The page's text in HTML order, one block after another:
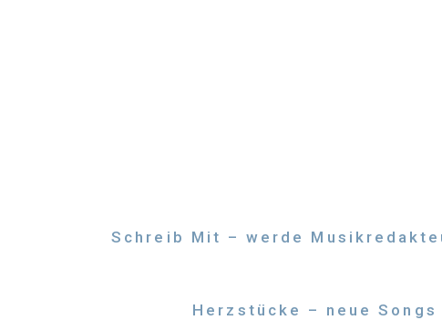
Schreib Mit – werde
Herzstücke – neue